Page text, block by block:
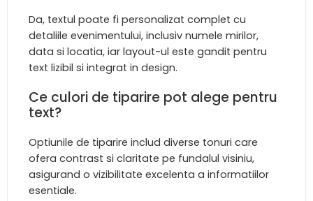
Da, textul poate fi personalizat complet cu
detaliile evenimentului, inclusiv numele mirilor,
data si locatia, iar layout-ul este gandit pentru
text lizibil si integrat in design.
Ce culori de tiparire pot alege pentru
text?
Optiunile de tiparire includ diverse tonuri care
ofera contrast si claritate pe fundalul visiniu,
asigurand o vizibilitate excelenta a informatiilor
esentiale.